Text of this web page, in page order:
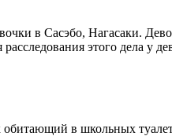
в Сасэбо, Нагасаки.
этого дела у
в школьных